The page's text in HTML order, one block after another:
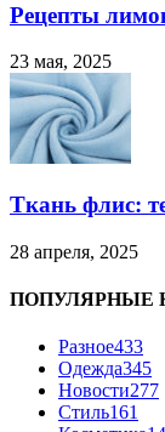
Рецепты
23 мая, 2025
Ткань флис:
28 апреля, 2025
ПОПУЛЯРНЫЕ
Разное433
Одежда345
Новости277
Стиль161